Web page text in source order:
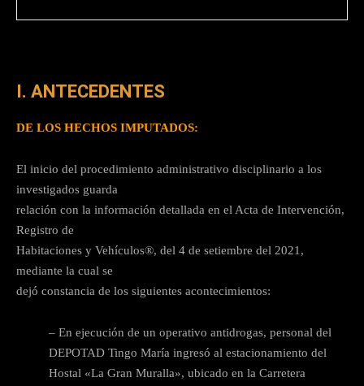
I. ANTECEDENTES
DE LOS HECHOS IMPUTADOS:
El inicio del procedimiento administrativo disciplinario a los
investigados guarda
relación con la información detallada en el Acta de Intervención,
Registro de
Habitaciones y Vehículos®, del 4 de setiembre del 2021,
mediante la cual se
dejó constancia de los siguientes acontecimientos:
– En ejecución de un operativo antidrogas, personal del
DEPOTAD Tingo María ingresó al estacionamiento del
Hostal «La Gran Muralla», ubicado en la Carretera